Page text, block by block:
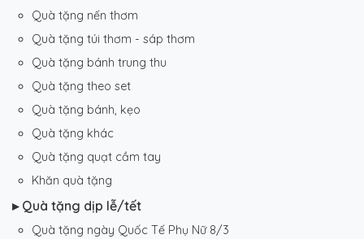
Quà tặng nến thơm
Quà tặng túi thơm - sáp thơm
Quà tặng bánh trung thu
Quà tặng theo set
Quà tặng bánh, kẹo
Quà tặng khác
Quà tặng quạt cầm tay
Khăn quà tặng
▸ Quà tặng dịp lễ/tết
Quà tặng ngày Quốc Tế Phụ Nữ 8/3